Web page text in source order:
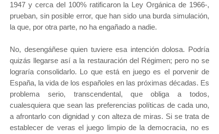
1947 y cerca del 100% ratificaron la Ley Orgánica de 1966-,
prueban, sin posible error, que han sido una burda simulación,
la que, por otra parte, no ha engañado a nadie.
No, desengáñese quien tuviere esa intención dolosa. Podría
quizás llegarse así a la restauración del Régimen; pero no se
lograría consolidarlo. Lo que está en juego es el porvenir de
España, la vida de los españoles en las próximas décadas. Es
problema serio, transcendental, que obliga a todos,
cualesquiera que sean las preferencias políticas de cada uno,
a afrontarlo con dignidad y con alteza de miras. Si se trata de
establecer de veras el juego limpio de la democracia, no es